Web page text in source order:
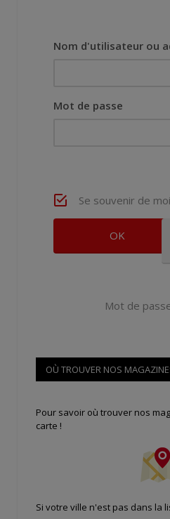
Nom d'utilisateur ou
Mot de passe
Se souvenir de moi
Mot de
OÙ TROUVER NOS
Pour savoir où trouver nos
carte !
Si votre ville n'est pas dans la